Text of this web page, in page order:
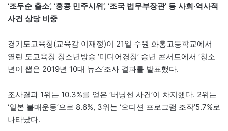
‘조두순 출소’, ‘홍콩 민주시위’, ‘조국 법무부장관’ 등 사회·역사적
사건 상당 비중
경기도교육청(교육감 이재정)이 21일 수원 화홍고등학교에서
열린 도교육청 청소년방송 ‘미디어경청’ 송년 콘서트에서 ‘청소
년이 뽑은 2019년 10대 뉴스’조사 결과를 발표했다.
조사결과 1위는 10.3%를 얻은 ‘버닝썬 사건’이 차지했다. 2위는
‘일본 불매운동’으로 8.6%, 3위는 ‘오디션 프로그램 조작’5.7%로
나타났다.